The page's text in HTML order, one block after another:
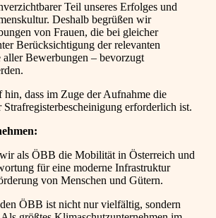
Teil unseres Erfolges und
Deshalb begrüßen wir
von Frauen, die bei gleicher
Berücksichtigung der relevanten
aller Bewerbungen – bevorzugt
hin, dass im Zuge der Aufnahme die
erforderlich ist.
als ÖBB die Mobilität in Österreich und
für eine moderne Infrastruktur
von Menschen und Gütern.
ÖBB ist nicht nur vielfältig, sondern